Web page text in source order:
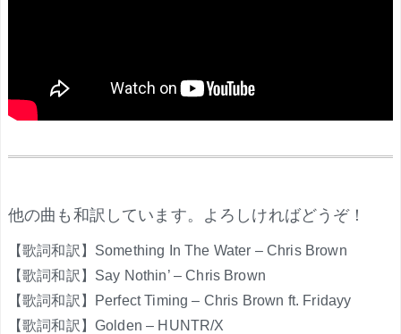
他の曲も和訳しています。よろしければどうぞ！
【歌詞和訳】Something In The Water – Chris Brown
【歌詞和訳】Say Nothin’ – Chris Brown
【歌詞和訳】Perfect Timing – Chris Brown ft. Fridayy
【歌詞和訳】Golden – HUNTR/X